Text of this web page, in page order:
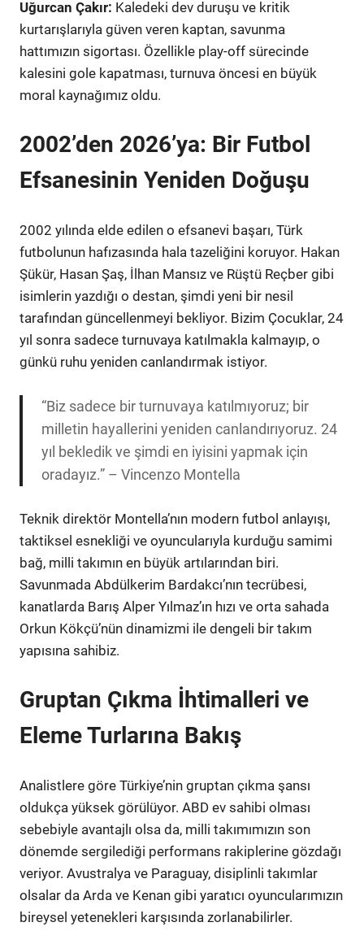
Uğurcan Çakır: Kaledeki dev duruşu ve kritik
kurtarışlarıyla güven veren kaptan, savunma
hattımızın sigortası. Özellikle play-off sürecinde
kalesini gole kapatması, turnuva öncesi en büyük
moral kaynağımız oldu.
2002’den 2026’ya: Bir Futbol
Efsanesinin Yeniden Doğuşu
2002 yılında elde edilen o efsanevi başarı, Türk
futbolunun hafızasında hala tazeliğini koruyor. Hakan
Şükür, Hasan Şaş, İlhan Mansız ve Rüştü Reçber gibi
isimlerin yazdığı o destan, şimdi yeni bir nesil
tarafından güncellenmeyi bekliyor. Bizim Çocuklar, 24
yıl sonra sadece turnuvaya katılmakla kalmayıp, o
günkü ruhu yeniden canlandırmak istiyor.
“Biz sadece bir turnuvaya katılmıyoruz; bir
milletin hayallerini yeniden canlandırıyoruz. 24
yıl bekledik ve şimdi en iyisini yapmak için
oradayız.” – Vincenzo Montella
Teknik direktör Montella’nın modern futbol anlayışı,
taktiksel esnekliği ve oyuncularıyla kurduğu samimi
bağ, milli takımın en büyük artılarından biri.
Savunmada Abdülkerim Bardakcı’nın tecrübesi,
kanatlarda Barış Alper Yılmaz’ın hızı ve orta sahada
Orkun Kökçü’nün dinamizmi ile dengeli bir takım
yapısına sahibiz.
Gruptan Çıkma İhtimalleri ve
Eleme Turlarına Bakış
Analistlere göre Türkiye’nin gruptan çıkma şansı
oldukça yüksek görülüyor. ABD ev sahibi olması
sebebiyle avantajlı olsa da, milli takımımızın son
dönemde sergilediği performans rakiplerine gözdağı
veriyor. Avustralya ve Paraguay, disiplinli takımlar
olsalar da Arda ve Kenan gibi yaratıcı oyuncularımızın
bireysel yetenekleri karşısında zorlanabilirler.